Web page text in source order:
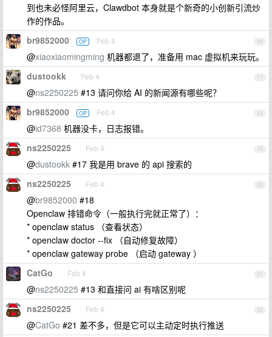
到也未必怪阿里云，Clawdbot 本身就是个新奇的小创新引流炒
作的作品。
16
br9852000 OP Feb 4
@xiaoxiaomingming 机器都退了，准备用 mac 虚拟机来玩玩。
17
dustookk Feb 4
@ns2250225 #13 请问你给 AI 的新闻源有哪些呢？
18
br9852000 OP Feb 4
@id7368 机器没卡，日志报错。
19
ns2250225 Feb 4
@dustookk #17 我是用 brave 的 api 搜索的
20
ns2250225 Feb 4
@br9852000 #18
Openclaw 排错命令（一般执行完就正常了）：
* openclaw status （查看状态）
* openclaw doctor --fix （自动修复故障）
* openclaw gateway probe （启动 gateway ）
21
CatGo Feb 4
@ns2250225 #13 和直接问 ai 有啥区别呢
22
ns2250225 Feb 4
@CatGo #21 差不多，但是它可以主动定时执行推送